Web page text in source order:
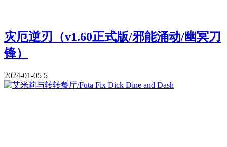
灾厄逆刃（v1.60正式版/邪能涌动/幽冥刀
锋）
2024-01-05 5